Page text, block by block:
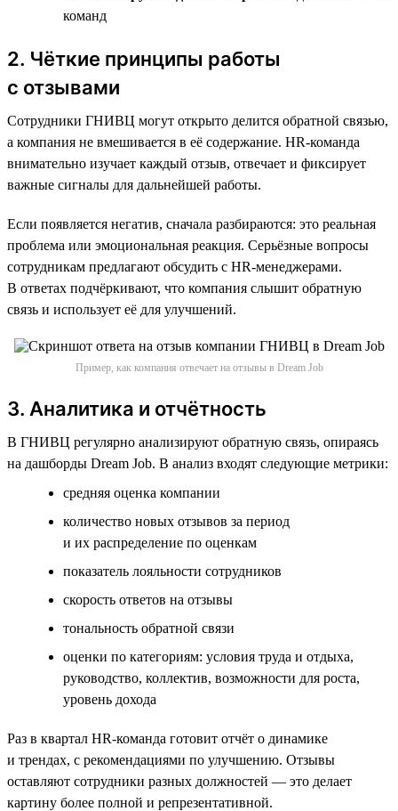
команд
2. Чёткие принципы работы
с отзывами
Сотрудники ГНИВЦ могут открыто делится обратной связью,
а компания не вмешивается в её содержание. HR-команда
внимательно изучает каждый отзыв, отвечает и фиксирует
важные сигналы для дальнейшей работы.
Если появляется негатив, сначала разбираются: это реальная
проблема или эмоциональная реакция. Серьёзные вопросы
сотрудникам предлагают обсудить с HR-менеджерами.
В ответах подчёркивают, что компания слышит обратную
связь и использует её для улучшений.
Пример, как компания отвечает на отзывы в Dream Job
3. Аналитика и отчётность
В ГНИВЦ регулярно анализируют обратную связь, опираясь
на дашборды Dream Job. В анализ входят следующие метрики:
cредняя оценка компании
количество новых отзывов за период
и их распределение по оценкам
показатель лояльности сотрудников
cкорость ответов на отзывы
тональность обратной связи
оценки по категориям: условия труда и отдыха,
руководство, коллектив, возможности для роста,
уровень дохода
Раз в квартал HR-команда готовит отчёт о динамике
и трендах, с рекомендациями по улучшению. Отзывы
оставляют сотрудники разных должностей — это делает
картину более полной и репрезентативной.